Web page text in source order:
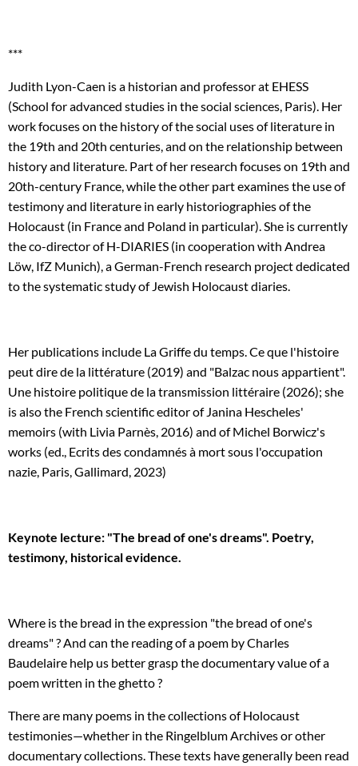
***
Judith Lyon-Caen is a historian and professor at EHESS
(School for advanced studies in the social sciences, Paris). Her
work focuses on the history of the social uses of literature in
the 19th and 20th centuries, and on the relationship between
history and literature. Part of her research focuses on 19th and
20th-century France, while the other part examines the use of
testimony and literature in early historiographies of the
Holocaust (in France and Poland in particular). She is currently
the co-director of H-DIARIES (in cooperation with Andrea
Löw, IfZ Munich), a German-French research project dedicated
to the systematic study of Jewish Holocaust diaries.
Her publications include La Griffe du temps. Ce que l'histoire
peut dire de la littérature (2019) and "Balzac nous appartient".
Une histoire politique de la transmission littéraire (2026); she
is also the French scientific editor of Janina Hescheles'
memoirs (with Livia Parnès, 2016) and of Michel Borwicz's
works (ed., Ecrits des condamnés à mort sous l'occupation
nazie, Paris, Gallimard, 2023)
Keynote lecture: "The bread of one's dreams". Poetry,
testimony, historical evidence.
Where is the bread in the expression "the bread of one's
dreams" ? And can the reading of a poem by Charles
Baudelaire help us better grasp the documentary value of a
poem written in the ghetto ?
There are many poems in the collections of Holocaust
testimonies—whether in the Ringelblum Archives or other
documentary collections. These texts have generally been read